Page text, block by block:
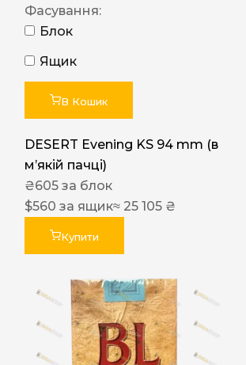
Фасування:
Блок
Ящик
В Кошик
DESERT Evening KS 94 mm (в
мʼякій пачці)
₴605 за блок
$560 за ящик≈ 25 105 ₴
Купити